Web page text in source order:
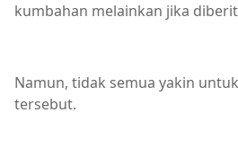
kumbahan melainkan jika
Namun, tidak semua yakin
tersebut.